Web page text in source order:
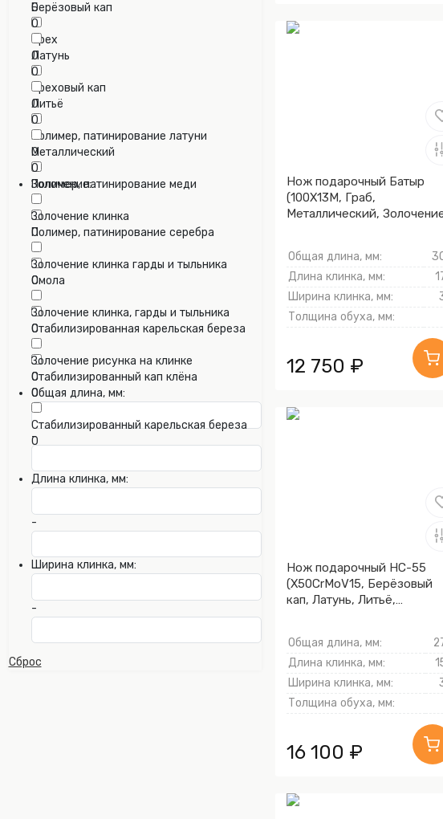
0
Орех
0
Ореховый кап
0
Полимер, патинирование латуни
0
Полимер, патинирование меди
0
Полимер, патинирование серебра
0
Смола
0
Стабилизированная карельская береза
0
Стабилизированный кап клёна
0
Стабилизированный карельская береза
0
Берёзовый кап
0
Латунь
0
Литьё
0
Металлический
0
Золочение:
Золочение клинка
0
Золочение клинка гарды и тыльника
0
Золочение клинка, гарды и тыльника
0
Золочение рисунка на клинке
0
Общая длина, мм:
-
Длина клинка, мм:
-
Ширина клинка, мм:
-
Сброс
Нож подарочный Батыр
(100Х13М, Граб,
Металлический,
Общая длина, мм:
Длина клинка, мм:
Ширина клинка, мм:
Толщина обуха, мм:
12 750 ₽
Нож подарочный НС-55
(X50CrMoV15, Берёзовый
кап, Латунь, Литьё,
Общая длина, мм:
Длина клинка, мм:
Ширина клинка, мм:
Толщина обуха, мм:
16 100 ₽